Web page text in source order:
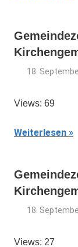
18.
Views: 69
Weiterlesen
18.
Views: 27